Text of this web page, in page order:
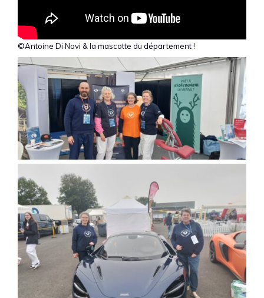
©Antoine Di Novi & la mascotte du département !